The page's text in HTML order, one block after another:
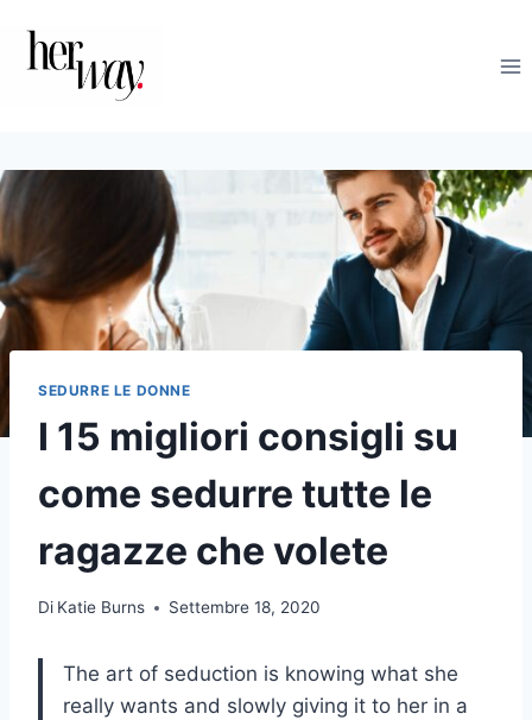
contenuto
SEDURRE LE DONNE
I 15 migliori consigli su
come sedurre tutte le
ragazze che volete
Di Katie Burns Settembre 18, 2020
The art of seduction is knowing what she
really wants and slowly giving it to her in a